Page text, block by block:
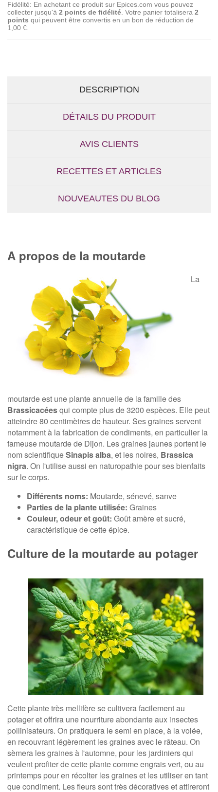
Fidélité: En achetant ce produit sur Epices.com vous pouvez
collecter jusqu'à 2 points de fidélité . Votre panier totalisera 2
points qui peuvent être convertis en un bon de réduction de
1,00 €
DESCRIPTION
DÉTAILS DU PRODUIT
AVIS CLIENTS
RECETTES ET ARTICLES
NOUVEAUTES DU BLOG
A propos de la moutarde
La
moutarde est une plante annuelle de la famille des
Brassicacéesqui compte plus de 3200 espèces. Elle peut
atteindre 80 centimètres de hauteur. Ses graines servent
notamment à la fabrication de condiments, en particulier la
fameuse moutarde de Dijon. Les graines jaunes portent le
nom scientifiqueSinapis alba, et les noires, Brassica
nigra. On l'utilise aussi en naturopathie pour ses bienfaits
sur le corps.
Différents noms: Moutarde, sénevé, sanve
Parties de la plante utilisée: Graines
Couleur, odeur et goût: Goût amère et sucré,
caractéristique de cette épice.
Culture de la moutarde au potager
Cette plante très mellifère se cultivera facilement au
potager et offrira une nourriture abondante aux insectes
pollinisateurs. On pratiquera le semi en place, à la volée,
en recouvrant légèrement les graines avec le râteau. On
sèmera les graines à l'automne, pour les jardiniers qui
veulent profiter de cette plante comme engrais vert, ou au
printemps pour en récolter les graines et les utiliser en tant
que condiment. Les fleurs sont très décoratives et attireront